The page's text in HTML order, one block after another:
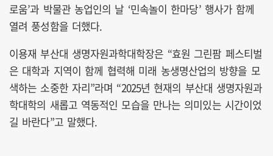
로움’과 박물관 농업인의 날 ‘민속놀이 한마당’ 행사가 함께
열려 풍성함을 더했다.
이용재 부산대 생명자원과학대학장은 “효원 그린팜 페스티벌
은 대학과 지역이 함께 협력해 미래 농생명산업의 방향을 모
색하는 소중한 자리”라며 “2025년 현재의 부산대 생명자원과
학대학의 새롭고 역동적인 모습을 만나는 의미있는 시간이었
길 바란다”고 말했다.